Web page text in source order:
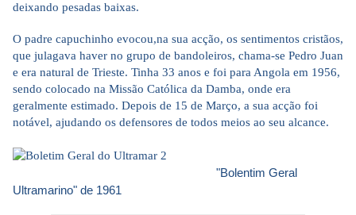
deixando pesadas baixas.
O padre capuchinho evocou,na sua acção, os sentimentos cristãos,
que julagava haver no grupo de bandoleiros, chama-se Pedro Juan
e era natural de Trieste. Tinha 33 anos e foi para Angola em 1956,
sendo colocado na Missão Católica da Damba, onde era
geralmente estimado. Depois de 15 de Março, a sua acção foi
notável, ajudando os defensores de todos meios ao seu alcance.
"Bolentim Geral
Ultramarino" de 1961